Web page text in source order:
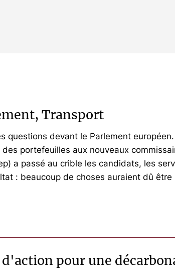
Transport
questions devant le Parlement
portefeuilles aux nouveaux
a passé au crible les candidats, les
: beaucoup de choses auraient dû
pour une